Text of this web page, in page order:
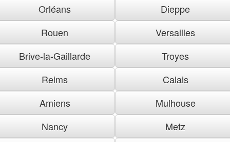
Orléans
Dieppe
Rouen
Versailles
Brive-la-Gaillarde
Troyes
Reims
Calais
Amiens
Mulhouse
Nancy
Metz